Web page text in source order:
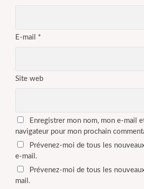
E-mail *
Site web
Enregistrer mon nom, mon e-mail
navigateur pour mon prochain
Prévenez-moi de tous les
e-mail.
Prévenez-moi de tous les
mail.